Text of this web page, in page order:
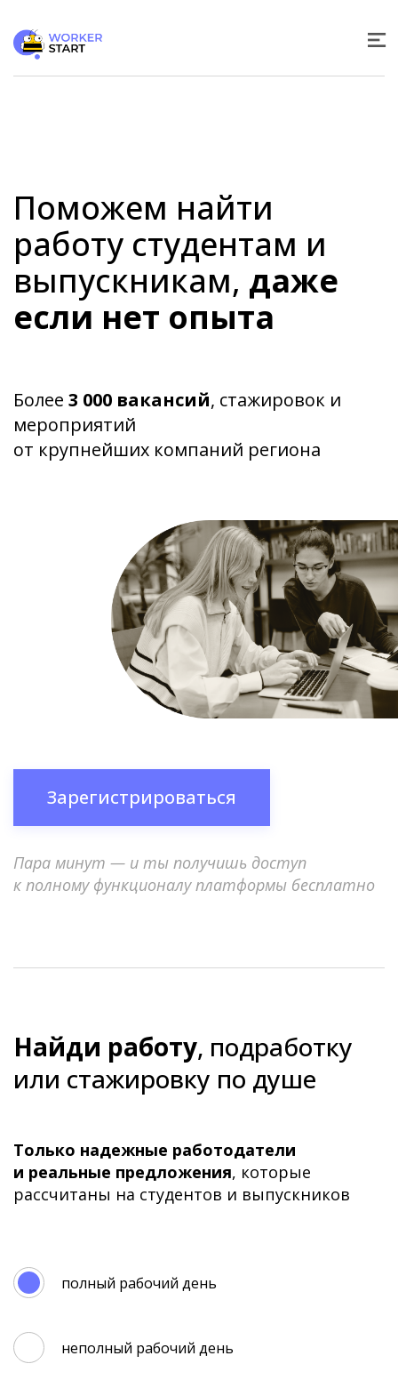
Поможем найти
работу студентам и
выпускникам, даже
если нет опыта
Более 3 000 вакансий, стажировок и
мероприятий
от крупнейших компаний региона
Зарегистрироваться
Пара минут — и ты получишь доступ
к полному функционалу платформы бесплатно
Найди работу, подработку
или стажировку по душе
Только надежные работодатели
и реальные предложения, которые
рассчитаны на студентов и выпускников
полный рабочий день
неполный рабочий день